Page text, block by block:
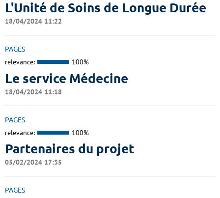
L'Unité de Soins de Longue Durée
18/04/2024 11:22
PAGES
relevance: 100%
Le service Médecine
18/04/2024 11:18
PAGES
relevance: 100%
Partenaires du projet
05/02/2024 17:35
PAGES